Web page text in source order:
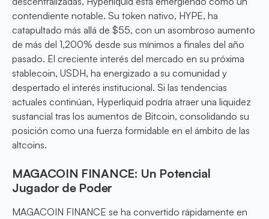
contendiente notable. Su token nativo, HYPE, ha
catapultado más allá de $55, con un asombroso aumento
de más del 1,200% desde sus mínimos a finales del año
pasado. El creciente interés del mercado en su próxima
stablecoin, USDH, ha energizado a su comunidad y
despertado el interés institucional. Si las tendencias
actuales continúan, Hyperliquid podría atraer una liquidez
sustancial tras los aumentos de Bitcoin, consolidando su
posición como una fuerza formidable en el ámbito de las
altcoins.
MAGACOIN FINANCE: Un Potencial
Jugador de Poder
MAGACOIN FINANCE se ha convertido rápidamente en